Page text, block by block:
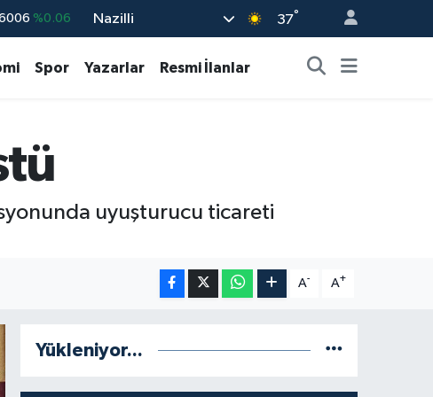
%0.06
13.768 %48
%0.69
Nazilli 37°
Spor Yazarlar Resmi İlanlar
uyuşturucu ticareti
A- A+
Yükleniyor...